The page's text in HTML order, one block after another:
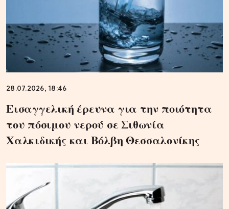
28.07.2026, 18:46
Εισαγγελική έρευνα για την ποιότητα
του πόσιμου νερού σε Σιθωνία
Χαλκιδικής και Βόλβη Θεσσαλονίκης